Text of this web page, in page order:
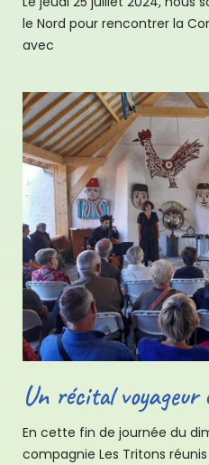
le Nord pour rencontrer la
avec
Un récital voyageur
En cette fin de journée du
compagnie Les Tritons